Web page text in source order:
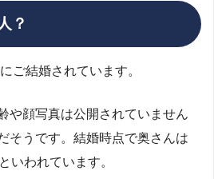
？
ご結婚されています。
や顔写真は公開されていません
そうです。結婚時点で奥さんは
いわれています。